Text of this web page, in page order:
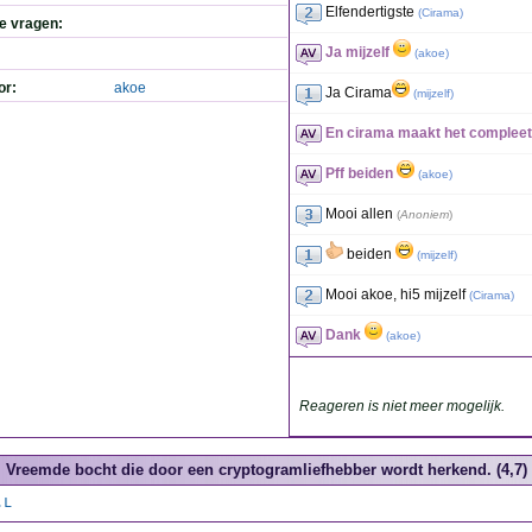
vragen:
akoe
Elfendertigste (Cirama)
Ja mijzelf (akoe)
Ja Cirama (mijzelf)
En cirama maakt het compleet
Pff beiden (akoe)
Mooi allen (Anoniem)
beiden (mijzelf)
Mooi akoe, hi5 mijzelf (Cirama)
Dank (akoe)
Reageren is niet meer mogelijk.
Vreemde bocht die door een cryptogramliefhebber wordt herkend. (4,7)